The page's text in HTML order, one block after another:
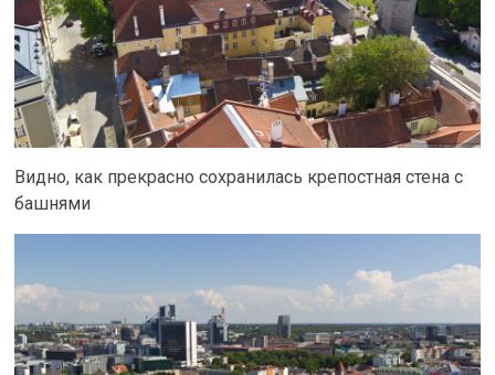
Видно, как прекрасно сохранилась крепостная стена с
башнями